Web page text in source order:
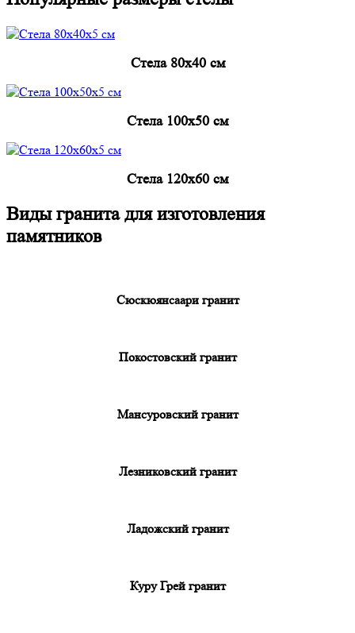
Cтела 80x40 см
Cтела 100x50 см
Cтела 120x60 см
Виды гранита для изготовления
памятников
Сюскюянсаари гранит
Покостовский гранит
Мансуровский гранит
Лезниковский гранит
Ладожский гранит
Куру Грей гранит